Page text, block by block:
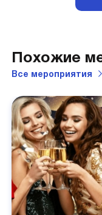
Похожие
Все мероприятия